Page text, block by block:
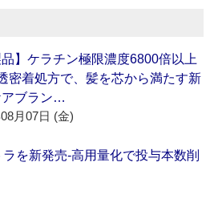
品】ケラチン極限濃度6800倍以上
密着処方で、髪を芯から満たす新
アブラン…
月07日 (金)
ラを新発売‐高用量化で投与本数削